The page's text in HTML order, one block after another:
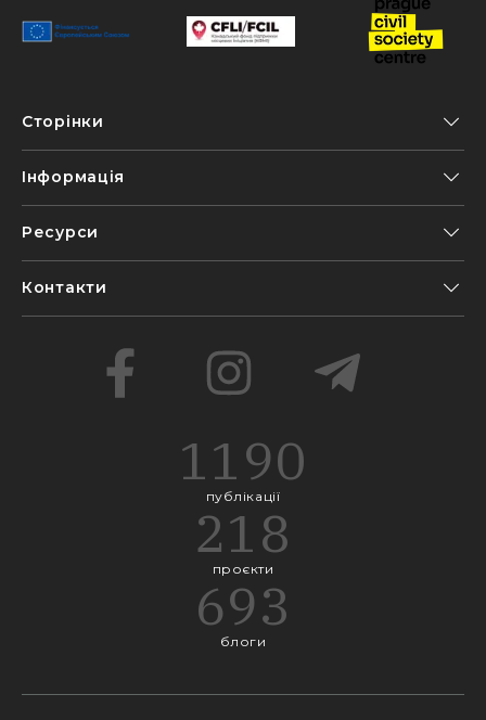
Сторінки
Інформація
Ресурси
Контакти
1190
публікації
218
проєкти
693
блоги